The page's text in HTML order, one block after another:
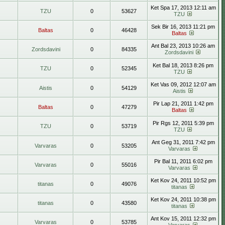
TZU 0 53627
Ket Spa 17, 2013 12:11 am
TZU
Baltas 0 46428
Sek Bir 16, 2013 11:21 pm
Baltas
Zordsdavini 0 84335
Ant Bal 23, 2013 10:26 am
Zordsdavini
TZU 0 52345
Ket Bal 18, 2013 8:26 pm
TZU
Aistis 0 54129
Ket Vas 09, 2012 12:07 am
Aistis
Baltas 0 47279
Pir Lap 21, 2011 1:42 pm
Baltas
TZU 0 53719
Pir Rgs 12, 2011 5:39 pm
TZU
Varvaras 0 53205
Ant Geg 31, 2011 7:42 pm
Varvaras
Varvaras 0 55016
Pir Bal 11, 2011 6:02 pm
Varvaras
titanas 0 49076
Ket Kov 24, 2011 10:52 pm
titanas
titanas 0 43580
Ket Kov 24, 2011 10:38 pm
titanas
Varvaras 0 53785
Ant Kov 15, 2011 12:32 pm